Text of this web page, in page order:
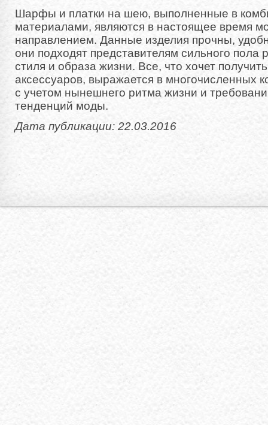
Шарфы и платки на шею, выполненные в
материалами, являются в настоящее время
направлением. Данные изделия прочны,
они подходят представителям сильного пола
стиля и образа жизни. Все, что хочет
аксессуаров, выражается в многочисленных
с учетом нынешнего ритма жизни и
тенденций моды.
Дата публикации: 22.03.2016